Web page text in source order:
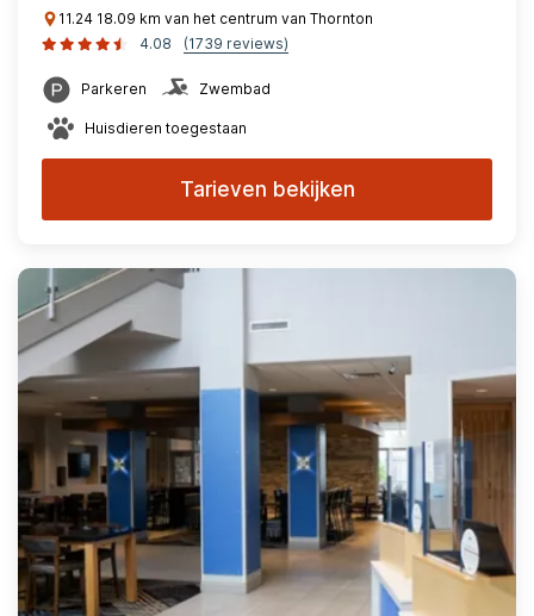
11.24 18.09 km van het centrum van Thornton
4.08
(1739 reviews)
Parkeren Zwembad
Huisdieren toegestaan
Tarieven bekijken